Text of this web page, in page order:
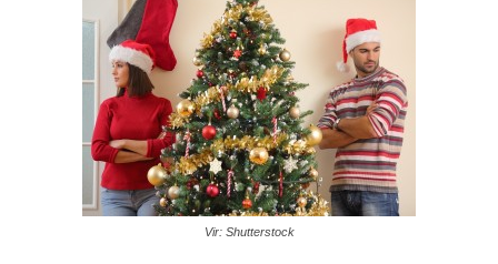
Vir: Shutterstock